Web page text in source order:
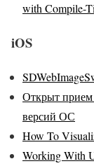
with Compile-
iOS
Открыт прием
версий ОС
How To
Working With